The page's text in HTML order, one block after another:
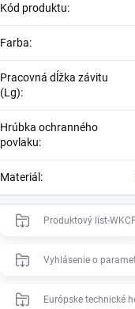
Kód produktu:
Farba:
Pracovná dĺžka závitu
(Lg):
Hrúbka ochranného
povlaku:
Materiál :
Produktový list-
Vyhlásenie o
Európske technické